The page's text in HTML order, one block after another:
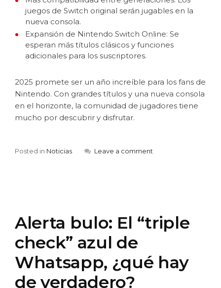
juegos de Switch original serán jugables en la
nueva consola.
Expansión de Nintendo Switch Online: Se
esperan más títulos clásicos y funciones
adicionales para los suscriptores.
2025 promete ser un año increíble para los fans de
Nintendo. Con grandes títulos y una nueva consola
en el horizonte, la comunidad de jugadores tiene
mucho por descubrir y disfrutar.
Posted in Noticias Leave a comment
Alerta bulo: El “triple
check” azul de
Whatsapp, ¿qué hay
de verdadero?